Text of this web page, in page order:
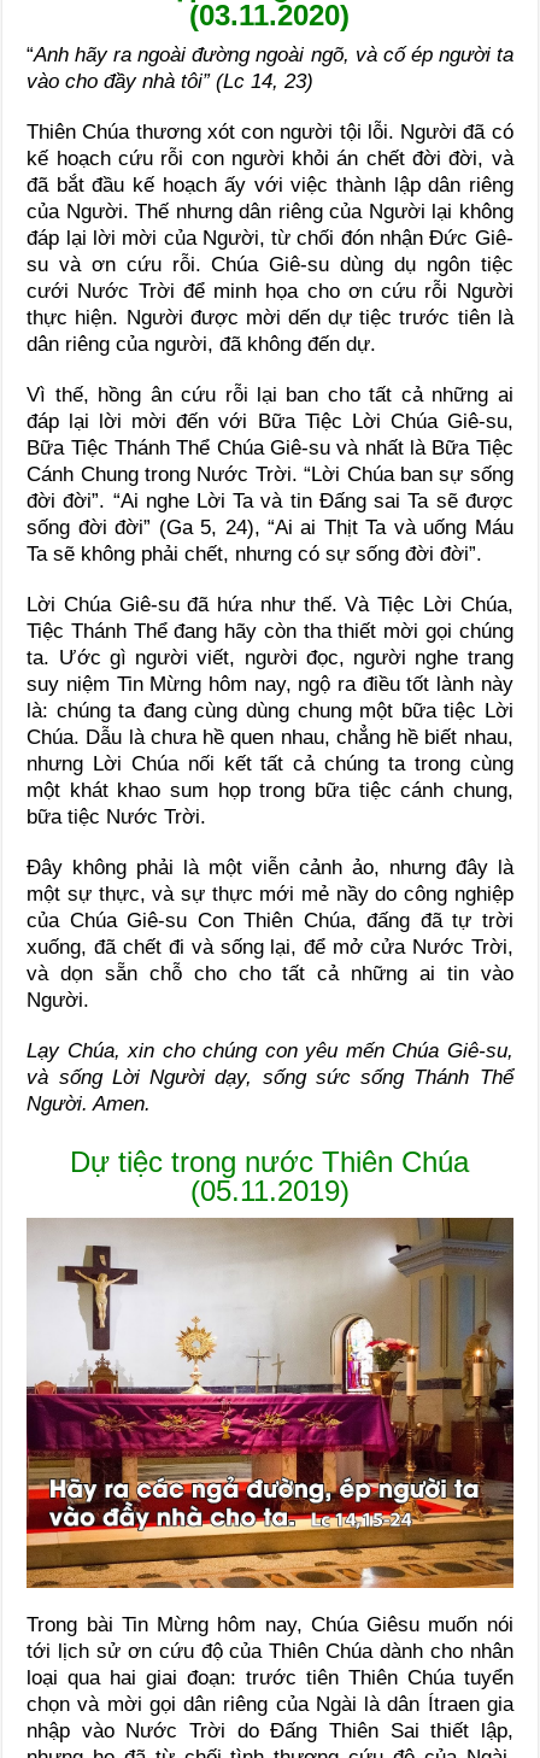
(03.11.2020)
“Anh hãy ra ngoài đường ngoài ngõ, và cố ép người ta
vào cho đầy nhà tôi” (Lc 14, 23)
Thiên Chúa thương xót con người tội lỗi. Người đã có
kế hoạch cứu rỗi con người khỏi án chết đời đời, và
đã bắt đầu kế hoạch ấy với việc thành lập dân riêng
của Người. Thế nhưng dân riêng của Người lại không
đáp lại lời mời của Người, từ chối đón nhận Đức Giê-
su và ơn cứu rỗi. Chúa Giê-su dùng dụ ngôn tiệc
cưới Nước Trời để minh họa cho ơn cứu rỗi Người
thực hiện. Người được mời dến dự tiệc trước tiên là
dân riêng của người, đã không đến dự.
Vì thế, hồng ân cứu rỗi lại ban cho tất cả những ai
đáp lại lời mời đến với Bữa Tiệc Lời Chúa Giê-su,
Bữa Tiệc Thánh Thể Chúa Giê-su và nhất là Bữa Tiệc
Cánh Chung trong Nước Trời. “Lời Chúa ban sự sống
đời đời”. “Ai nghe Lời Ta và tin Đấng sai Ta sẽ được
sống đời đời” (Ga 5, 24), “Ai ai Thịt Ta và uống Máu
Ta sẽ không phải chết, nhưng có sự sống đời đời”.
Lời Chúa Giê-su đã hứa như thế. Và Tiệc Lời Chúa,
Tiệc Thánh Thể đang hãy còn tha thiết mời gọi chúng
ta. Ước gì người viết, người đọc, người nghe trang
suy niệm Tin Mừng hôm nay, ngộ ra điều tốt lành này
là: chúng ta đang cùng dùng chung một bữa tiệc Lời
Chúa. Dẫu là chưa hề quen nhau, chẳng hề biết nhau,
nhưng Lời Chúa nối kết tất cả chúng ta trong cùng
một khát khao sum họp trong bữa tiệc cánh chung,
bữa tiệc Nước Trời.
Đây không phải là một viễn cảnh ảo, nhưng đây là
một sự thực, và sự thực mới mẻ nầy do công nghiệp
của Chúa Giê-su Con Thiên Chúa, đấng đã tự trời
xuống, đã chết đi và sống lại, để mở cửa Nước Trời,
và dọn sẵn chỗ cho cho tất cả những ai tin vào
Người.
Lạy Chúa, xin cho chúng con yêu mến Chúa Giê-su,
và sống Lời Người dạy, sống sức sống Thánh Thể
Người. Amen.
Dự tiệc trong nước Thiên Chúa
(05.11.2019)
Trong bài Tin Mừng hôm nay, Chúa Giêsu muốn nói
tới lịch sử ơn cứu độ của Thiên Chúa dành cho nhân
loại qua hai giai đoạn: trước tiên Thiên Chúa tuyển
chọn và mời gọi dân riêng của Ngài là dân Ítraen gia
nhập vào Nước Trời do Đấng Thiên Sai thiết lập,